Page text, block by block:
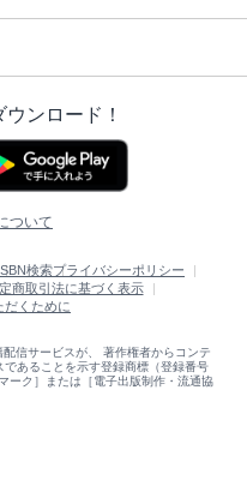
ンロード！
ついて
ISBN検索プライバシーポリシー
商取引法に基づく表示
だくために
信サービスが、 著作権者からコンテ
あることを示す登録商標（登録番号
ーク］または［電子出版制作・流通協